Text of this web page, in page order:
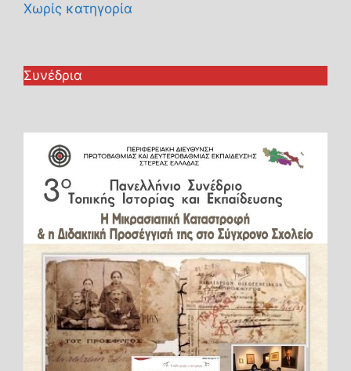
Χωρίς κατηγορία
Συνέδρια